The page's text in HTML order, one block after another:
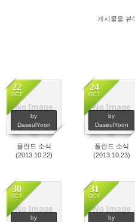
게시물을 뷰
No Image
22
OCT
by
DaseulYoon
2207
폴란드 소식
(2013.10.22)
No Image
24
OCT
by
DaseulYoon
2263
폴란드 소식
(2013.10.23)
No Image
30
OCT
by
2546 No Image
31
OCT
by
2468